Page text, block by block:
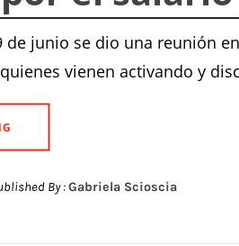
de junio se dio una reunión
vienen activando y
By :Gabriela Scioscia